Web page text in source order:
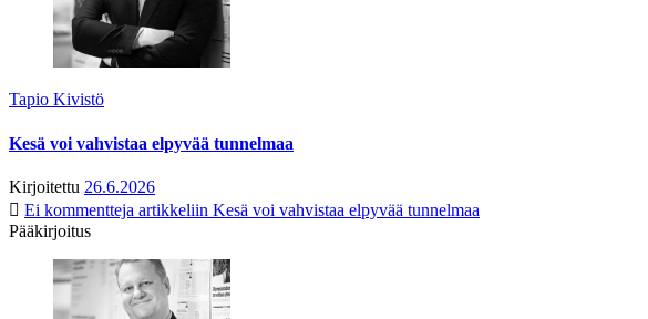
Tapio Kivistö
Kesä voi vahvistaa elpyvää tunnelmaa
Kirjoitettu 26.6.2026
Ei kommentteja artikkeliin Kesä voi vahvistaa elpyvää tunnelmaa
Pääkirjoitus